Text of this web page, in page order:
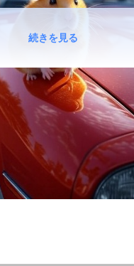
続きを見る